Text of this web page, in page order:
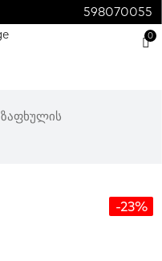
0
598070055
ზაფხულის
-23%